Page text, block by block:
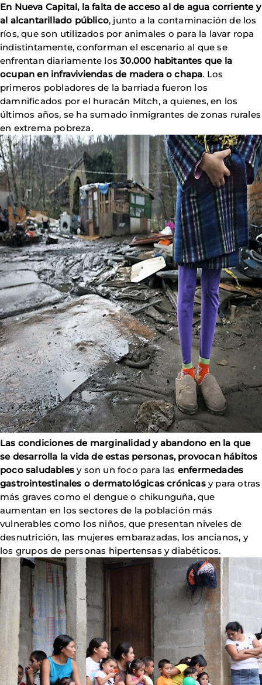
En Nueva Capital, la falta de acceso al de agua corriente y
al alcantarillado público, junto a la contaminación de los
ríos, que son utilizados por animales o para la lavar ropa
indistintamente, conforman el escenario al que se
enfrentan diariamente los30.000 habitantes que la
ocupan en infraviviendas de madera o chapa. Los
primeros pobladores de la barriada fueron los
damnificados por el huracán Mitch, a quienes, en los
últimos años, se ha sumado inmigrantes de zonas rurales
en extrema pobreza.
Las condiciones de marginalidad y abandono en la que
se desarrolla la vida de estas personas, provocan hábitos
poco saludables y son un foco para las enfermedades
gastrointestinales o dermatológicas crónicasy para otras
más graves como el dengue o chikunguña, que
aumentan en los sectores de la población más
vulnerables como los niños, que presentan niveles de
desnutrición, las mujeres embarazadas, los ancianos, y
los grupos de personas hipertensas y diabéticos.